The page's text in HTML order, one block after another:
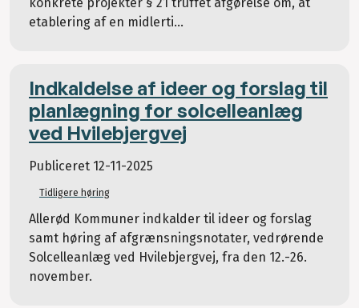
etablering af en midlerti...
Indkaldelse af ideer og forslag til
planlægning for solcelleanlæg
ved Hvilebjergvej
Publiceret 12-11-2025
Tidligere høring
Allerød Kommuner indkalder til ideer og forslag
samt høring af afgrænsningsnotater, vedrørende
Solcelleanlæg ved Hvilebjergvej, fra den 12.-26.
november.